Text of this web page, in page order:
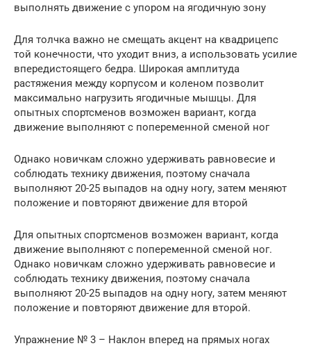
выполнять движение с упором на ягодичную зону
Для толчка важно не смещать акцент на квадрицепс
той конечности, что уходит вниз, а использовать усилие
впередистоящего бедра. Широкая амплитуда
растяжения между корпусом и коленом позволит
максимально нагрузить ягодичные мышцы. Для
опытных спортсменов возможен вариант, когда
движение выполняют с попеременной сменой ног
Однако новичкам сложно удерживать равновесие и
соблюдать технику движения, поэтому сначала
выполняют 20-25 выпадов на одну ногу, затем меняют
положение и повторяют движение для второй
Для опытных спортсменов возможен вариант, когда
движение выполняют с попеременной сменой ног.
Однако новичкам сложно удерживать равновесие и
соблюдать технику движения, поэтому сначала
выполняют 20-25 выпадов на одну ногу, затем меняют
положение и повторяют движение для второй.
Упражнение № 3 – Наклон вперед на прямых ногах